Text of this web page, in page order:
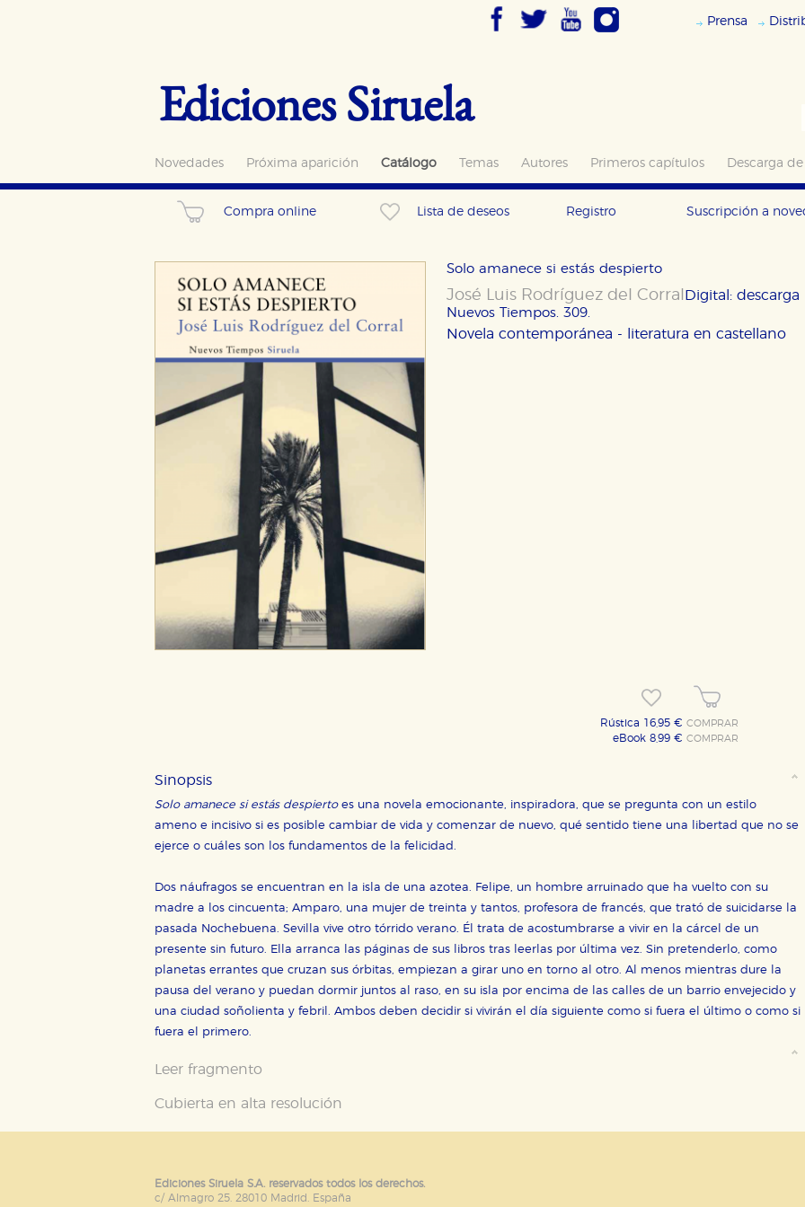
Prensa
Ediciones Siruela
Novedades Próxima aparición Catálogo Temas Autores Primeros capítulos Descarga
Compra online Lista de deseos Registro Suscripción a
Solo amanece si estás despierto
José Luis Rodríguez del Corral
Nuevos Tiempos. 309.
Digital: descarga
Novela contemporánea - literatura en castellano
Rústica 16,95 €COMPRAR
eBook 8,99 €COMPRAR
Sinopsis
Solo amanece si estás despiertoes una novela emocionante, inspiradora, que se pregunta con un estilo
ameno e incisivo si es posible cambiar de vida y comenzar de nuevo, qué sentido tiene una libertad que no se
ejerce o cuáles son los fundamentos de la felicidad.
Dos náufragos se encuentran en la isla de una azotea. Felipe, un hombre arruinado que ha vuelto con su
madre a los cincuenta; Amparo, una mujer de treinta y tantos, profesora de francés, que trató de suicidarse la
pasada Nochebuena. Sevilla vive otro tórrido verano. Él trata de acostumbrarse a vivir en la cárcel de un
presente sin futuro. Ella arranca las páginas de sus libros tras leerlas por última vez. Sin pretenderlo, como
planetas errantes que cruzan sus órbitas, empiezan a girar uno en torno al otro. Al menos mientras dure la
pausa del verano y puedan dormir juntos al raso, en su isla por encima de las calles de un barrio envejecido y
una ciudad soñolienta y febril. Ambos deben decidir si vivirán el día siguiente como si fuera el último o como si
fuera el primero.
Leer fragmento
Cubierta en alta resolución
Ediciones Siruela S.A. reservados todos los derechos.
c/ Almagro 25. 28010 Madrid. España
CONFIGURACIÓN DE COOKIES
Estas cookies son necesarias para que nuestro sitio web funcione y no es posible deshabilitarlas
configuraciones de servicios para que no tenga que reconfigurarlos cada vez que nos visita. La
tanto, es anónima.
Cookies de publicidad y redes sociales
Estas cookies son gestionadas por nuestros socios publicitarios y se utilizan para mostrar
GUARDAR CONFIGURACIÓN
Puede consultar nuestrapolítica de cookies